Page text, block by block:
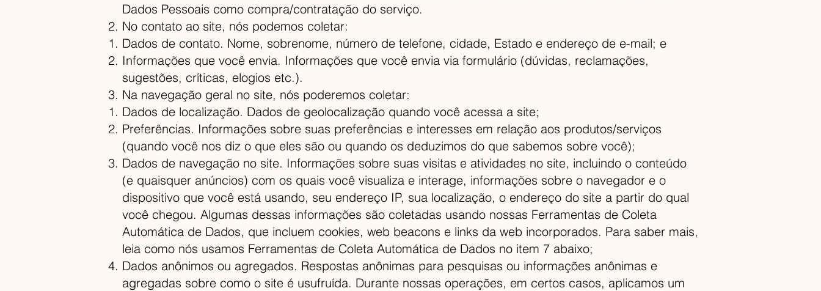
Dados Pessoais como compra/contratação do serviço.
No contato ao site, nós podemos coletar:
Dados de contato. Nome, sobrenome, número de telefone, cidade, Estado e endereço de e-mail; e
Informações que você envia. Informações que você envia via formulário (dúvidas, reclamações,
sugestões, críticas, elogios etc.).
Na navegação geral no site, nós poderemos coletar:
Dados de localização. Dados de geolocalização quando você acessa a site;
Preferências. Informações sobre suas preferências e interesses em relação aos produtos/serviços
(quando você nos diz o que eles são ou quando os deduzimos do que sabemos sobre você);
Dados de navegação no site. Informações sobre suas visitas e atividades no site, incluindo o conteúdo
(e quaisquer anúncios) com os quais você visualiza e interage, informações sobre o navegador e o
dispositivo que você está usando, seu endereço IP, sua localização, o endereço do site a partir do qual
você chegou. Algumas dessas informações são coletadas usando nossas Ferramentas de Coleta
Automática de Dados, que incluem cookies, web beacons e links da web incorporados. Para saber mais,
leia como nós usamos Ferramentas de Coleta Automática de Dados no item 7 abaixo;
Dados anônimos ou agregados. Respostas anônimas para pesquisas ou informações anônimas e
agregadas sobre como o site é usufruída. Durante nossas operações, em certos casos, aplicamos um